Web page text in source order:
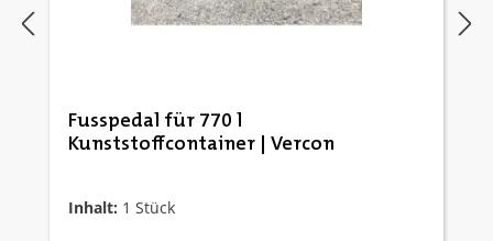
Fusspedal für 770 l
Kunststoffcontainer | Vercon
Inhalt: 1 Stück